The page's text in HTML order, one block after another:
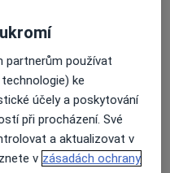
partnerům používat
ke
účely a poskytování
při procházení. Své
a aktualizovat v
v zásadách ochrany